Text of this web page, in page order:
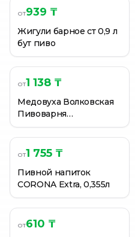
тёмное фильтр 0,5жб
от939 ₸
Жигули барное ст 0,9 л
бут пиво
от1 138 ₸
Медовуха Волковская
Пивоварня
Неправильный мед 4%
0,45л
от1 755 ₸
Пивной напиток
CORONA Extra, 0,355л
от610 ₸